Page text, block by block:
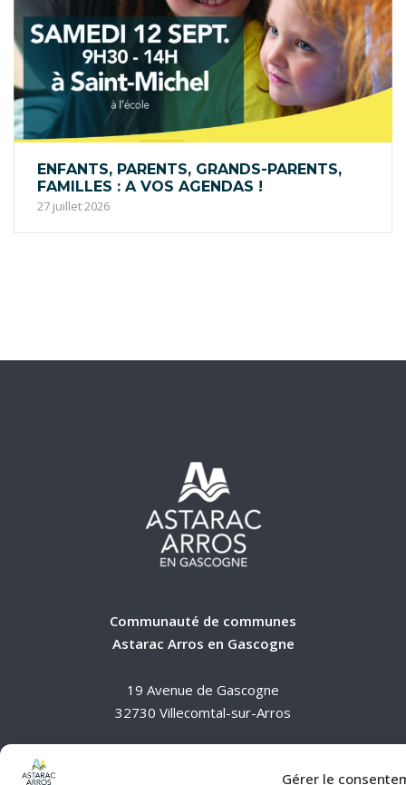
Gérer le
ENFANTS, PARENTS, GRANDS-PARENTS,
FAMILLES : A VOS AGENDAS !
27 juillet 2026
Communauté de communes
Astarac Arros en Gascogne
19 Avenue de Gascogne
32730 Villecomtal-sur-Arros